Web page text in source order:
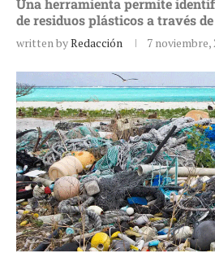
Una herramienta permite
de residuos plásticos a través
written byRedacción 7 noviembre,